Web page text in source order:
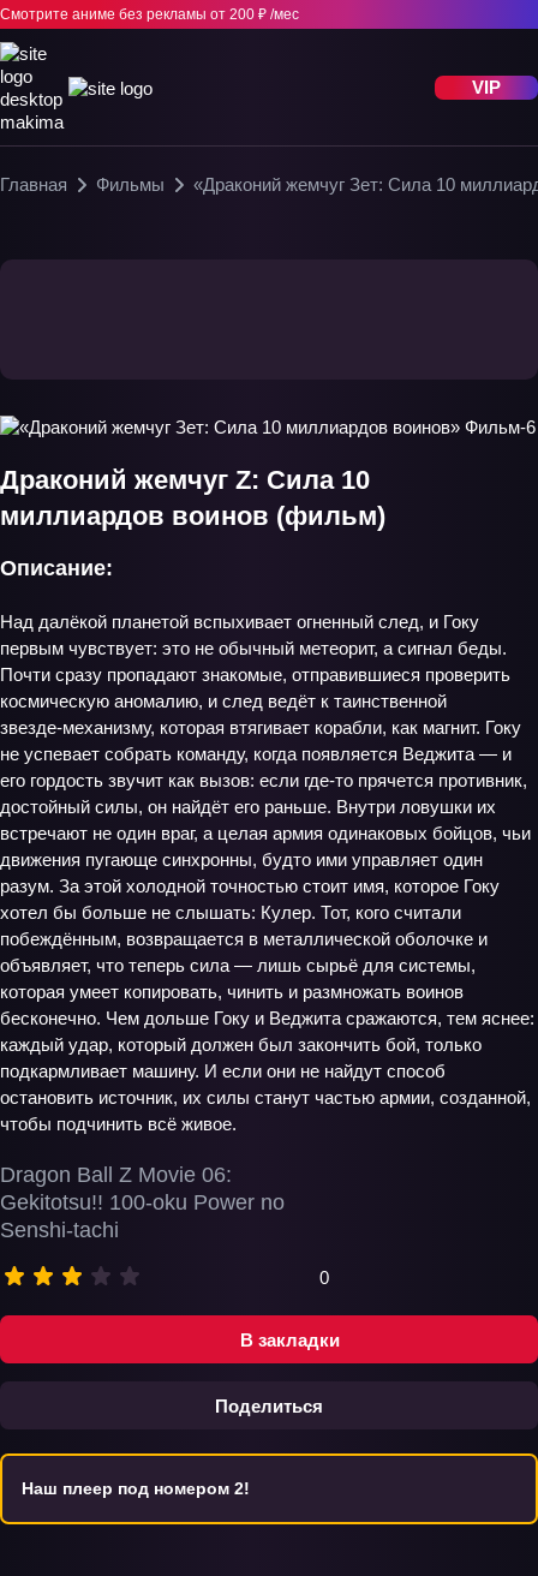
Смотрите аниме без рекламы от 200 ₽ /мес
VIP
Главная Фильмы «Драконий жемчуг Зет: Сила 10
В закладки
Поделиться
Драконий жемчуг Z: Сила 10
миллиардов воинов (фильм)
Dragon Ball Z Movie 06:
Gekitotsu!! 100-oku Power no
Senshi-tachi
0
Описание:
Над далёкой планетой вспыхивает огненный след, и Гоку
первым чувствует: это не обычный метеорит, а сигнал беды.
Почти сразу пропадают знакомые, отправившиеся проверить
космическую аномалию, и след ведёт к таинственной
звезде‑механизму, которая втягивает корабли, как магнит. Гоку
не успевает собрать команду, когда появляется Веджита — и
его гордость звучит как вызов: если где-то прячется противник,
достойный силы, он найдёт его раньше. Внутри ловушки их
встречают не один враг, а целая армия одинаковых бойцов, чьи
движения пугающе синхронны, будто ими управляет один
разум. За этой холодной точностью стоит имя, которое Гоку
хотел бы больше не слышать: Кулер. Тот, кого считали
побеждённым, возвращается в металлической оболочке и
объявляет, что теперь сила — лишь сырьё для системы,
которая умеет копировать, чинить и размножать воинов
бесконечно. Чем дольше Гоку и Веджита сражаются, тем яснее:
каждый удар, который должен был закончить бой, только
подкармливает машину. И если они не найдут способ
остановить источник, их силы станут частью армии, созданной,
чтобы подчинить всё живое.
Наш плеер под номером 2!